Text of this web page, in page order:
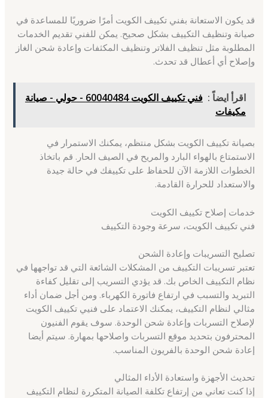
قد يكون الاستعانة بفني تكييف الكويت أمرًا ضروريًا للمساعدة في
صيانة وتنظيف التكييف بشكل صحيح. يمكن للفني تقديم الخدمات
المطلوبة مثل تنظيف الفلاتر وتنظيف المكثفات وإعادة شحن الغاز
وإصلاح أي أعطال قد تحدث.
اقرأ ايضاً :
فني تكييف الكويت 60040484 - حولي - صيانة
مكيفات
بصيانة تكييف الكويت بشكل منتظم، يمكنك الاستمرار في
الاستمتاع بالهواء البارد والمريح في الصيف الحار. قم باتخاذ
الخطوات اللازمة الآن للحفاظ على تكييفك في حالة جيدة
والاستعداد للحرارة القادمة.
خدمات إصلاح تكييف الكويت
فني تكييف الكويت، سرعة وجودة التكييف
تصليح التسريبات وإعادة الشحن
تعتبر تسريبات التكييف من المشكلات الشائعة التي قد تواجهها في
نظام التكييف الخاص بك. قد يؤدي التسريب إلى تقليل كفاءة
التبريد والتسبب في ارتفاع فاتورة الكهرباء. ومن أجل ضمان أداء
مثالي لنظام التكييف، يمكنك الاعتماد على فنيي تكييف الكويت
لإصلاح التسربات وإعادة شحن الوحدة. سوف يقوم الفنيون
المحترفون بتحديد موقع التسربات واصلاحها بمهارة. سيتم أيضا
إعادة شحن الوحدة بالفريون المناسب.
تحديث الأجهزة واستعادة الأداء المثالي
إذا كنت تعاني من إرتفاع تكلفة الصيانة المتكررة لنظام التكييف